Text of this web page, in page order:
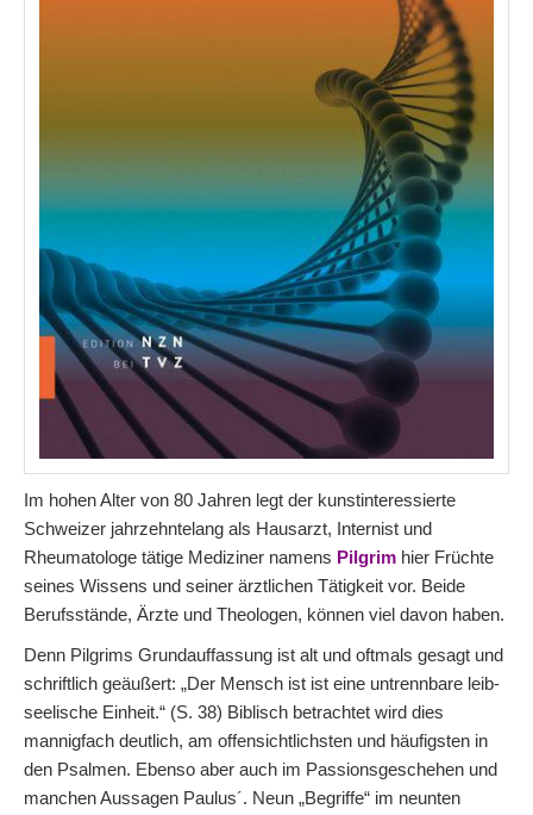
Im hohen Alter von 80 Jahren legt der kunstinteressierte
Schweizer jahrzehntelang als Hausarzt, Internist und
Rheumatologe tätige Mediziner namens Pilgrim hier Früchte
seines Wissens und seiner ärztlichen Tätigkeit vor. Beide
Berufsstände, Ärzte und Theologen, können viel davon haben.
Denn Pilgrims Grundauffassung ist alt und oftmals gesagt und
schriftlich geäußert: „Der Mensch ist ist eine untrennbare leib-
seelische Einheit.“ (S. 38) Biblisch betrachtet wird dies
mannigfach deutlich, am offensichtlichsten und häufigsten in
den Psalmen. Ebenso aber auch im Passionsgeschehen und
manchen Aussagen Paulus´. Neun „Begriffe“ im neunten